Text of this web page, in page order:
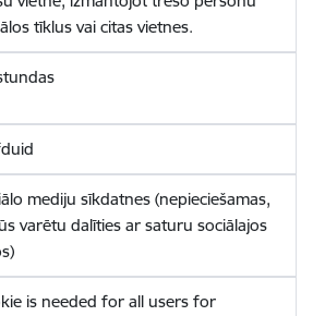
tīklus vai citas vietnes.
mediju sīkdatnes (nepieciešamas,
varētu dalīties ar saturu sociālajos
is needed for all users for